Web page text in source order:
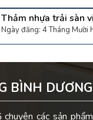
Thảm nhựa trải sàn
Ngày đăng: 4 Tháng Mười
BÌNH DƯƠNG
các sản